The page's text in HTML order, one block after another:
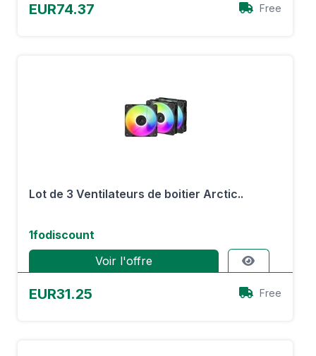
EUR74.37 Free
Lot de 3 Ventilateurs de boitier Arctic..
1fodiscount
Voir l'offre
EUR31.25 Free